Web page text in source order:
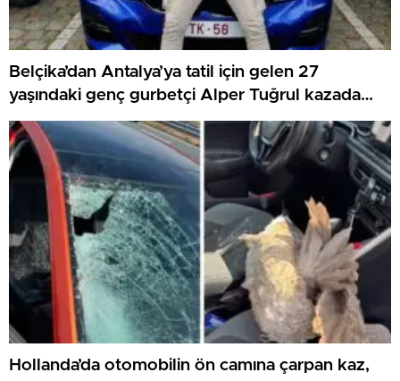
Belçika’dan Antalya’ya tatil için gelen 27
yaşındaki genç gurbetçi Alper Tuğrul kazada
hayatını kaybetti
Hollanda’da otomobilin ön camına çarpan kaz,